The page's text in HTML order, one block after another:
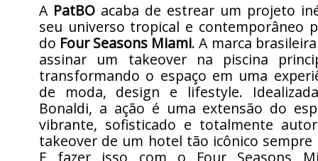
A PatBO acaba de estrear um projeto
seu universo tropical e contemporâneo
do Four Seasons Miami. A marca
assinar um takeover na piscina
transformando o espaço em uma
de moda, design e lifestyle.
Bonaldi, a ação é uma extensão do
vibrante, sofisticado e totalmente
takeover de um hotel tão icônico
E fazer isso com o Four Seasons